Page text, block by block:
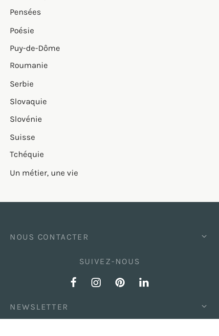
Pensées
Poésie
Puy-de-Dôme
Roumanie
Serbie
Slovaquie
Slovénie
Suisse
Tchéquie
Un métier, une vie
NOUS CONTACTER
SUIVEZ-NOUS
NEWSLETTER